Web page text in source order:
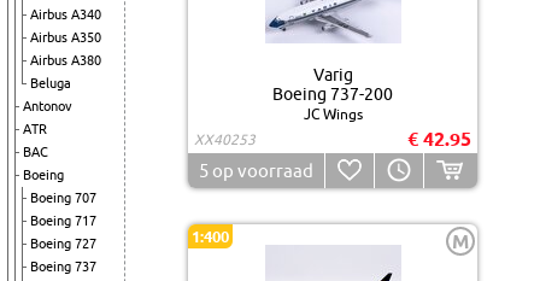
Airbus A340
Airbus A350
Airbus A380
Beluga
Antonov
ATR
BAC
Boeing
Boeing 707
Boeing 717
Boeing 727
Boeing 737
Varig
Boeing 737-200
JC Wings
XX40253
€ 42.95
5 op voorraad
1:400 M